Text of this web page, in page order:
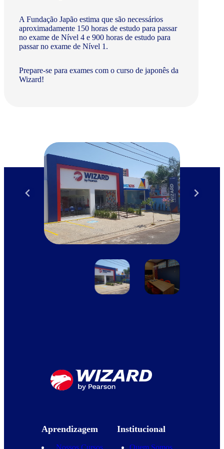
A Fundação Japão estima que são necessários
aproximadamente 150 horas de estudo para passar
no exame de Nível 4 e 900 horas de estudo para
passar no exame de Nível 1.
Prepare-se para exames com o curso de japonês da
Wizard!
Aprendizagem
Nossos Cursos
Institucional
Quem Somos